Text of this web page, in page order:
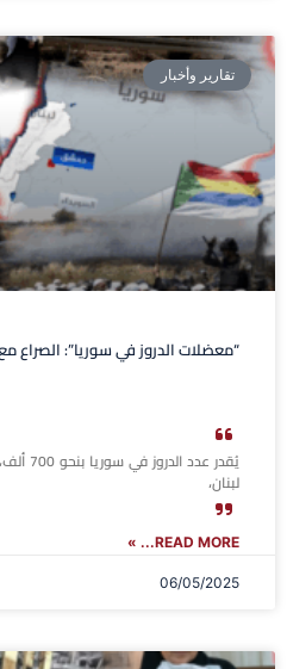
تقارير وأخبار
“معضلات الدروز في سوريا”: الصراع
لبنان،
READ MORE... »
06/05/2025